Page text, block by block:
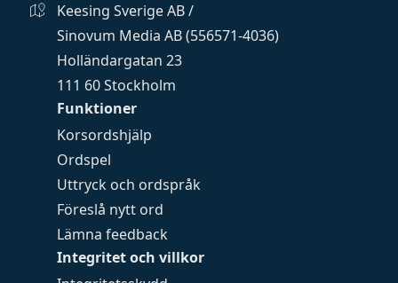
Funktioner
Korsordshjälp
Ordspel
Uttryck och ordspråk
Föreslå nytt ord
Lämna feedback
Integritet och villkor
Keesing Sverige AB /
Sinovum Media AB (556571-4036)
Holländargatan 23
111 60 Stockholm